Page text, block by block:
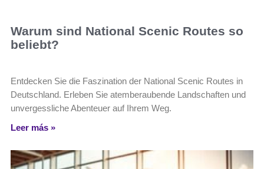
Warum sind National Scenic Routes so
beliebt?
Entdecken Sie die Faszination der National Scenic Routes in
Deutschland. Erleben Sie atemberaubende Landschaften und
unvergessliche Abenteuer auf Ihrem Weg.
Leer más »